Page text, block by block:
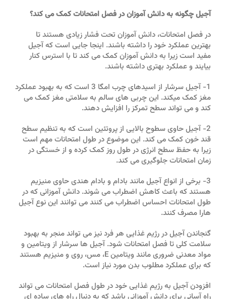
آجیل چگونه به دانش آموزان در فصل امتحانات کمک می کند؟
در فصل امتحانات، دانش آموزان تحت فشار زیادی هستند تا
بهترین عملکرد خود را داشته باشند. اینجا جایی است که آجیل
مفید است زیرا به دانش آموزان کمک می کند تا با استرس کنار
بیایند و عملکرد بهتری داشته باشند.
1- آجیل سرشار از اسیدهای چرب امگا 3 است که به بهبود عملکرد
مغز کمک میکند. این چربی های سالم به سلامتی مغز کمک می
کند و می تواند سطح تمرکز را افزایش دهند.
2- آجیل حاوی سطوح بالایی از پروتئین است که به تنظیم سطح
قند خون کمک می کند. این موضوع در طول امتحانات مهم است
زیرا به حفظ سطح انرژی در طول روز کمک کرده و از خستگی در
زمان امتحانات جلوگیری می کند.
3- برخی از انواع آجیل مانند بادام و بادام هندی حاوی منیزیم
هستند که باعث کاهش اضطراب می شوند. دانش آموزانی که در
طول امتحانات احساس اضطراب می کنند می توانند این نوع آجیل
هارا مصرف کنند.
گنجاندن آجیل در رژیم غذایی هر فرد نیز می تواند منجر به بهبود
سلامت کلی تا فصل امتحانات شود. آجیل ها سرشار از ویتامین و
مواد معدنی ضروری مانند ویتامین E، مس، روی و منیزیم هستند
که برای عملکرد مطلوب بدن مورد نیاز است.
افزودن آجیل به رژیم غذایی خود در طول فصل امتحانات می تواند
راه آسانی برای دانش آموزانی باشد که به دنبال راه های ساده ای